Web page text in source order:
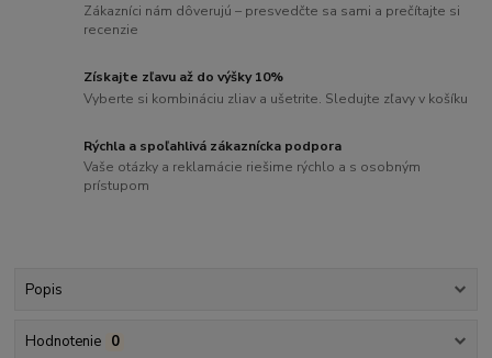
Zákazníci nám dôverujú – presvedčte sa sami a prečítajte si
recenzie
Získajte zľavu až do výšky 10%
Vyberte si kombináciu zliav a ušetrite. Sledujte zľavy v košíku
Rýchla a spoľahlivá zákaznícka podpora
Vaše otázky a reklamácie riešime rýchlo a s osobným
prístupom
Popis
Hodnotenie 0